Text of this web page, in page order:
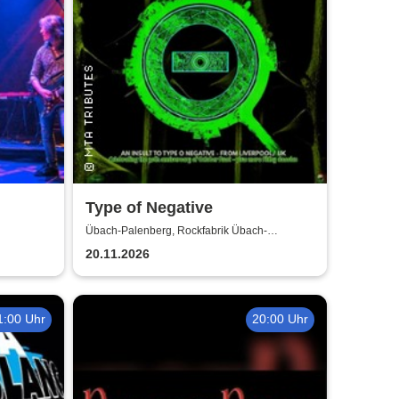
Type of Negative
Übach-Palenberg, Rockfabrik Übach-
20.11.2026
Uhr 20:00 Uhr